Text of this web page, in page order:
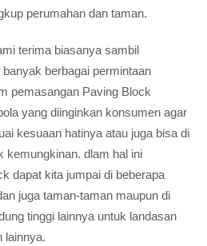
perumahan dan taman.
terima biasanya sambil
berbagai permintaan
pemasangan Paving Block
yang diinginkan konsumen agar
kesuaan hatinya atau juga bisa di
kemungkinan. dlam hal ini
dapat kita jumpai di beberapa
juga taman-taman maupun di
tinggi lainnya untuk landasan
lainnya.